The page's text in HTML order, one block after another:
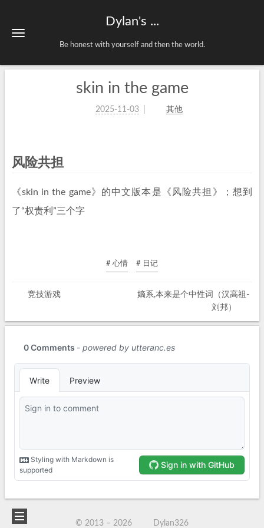
Dylan's ...
Be honest with yourself and then the world.
skin in the game
2025-11-03 其他
风险共担
《skin in the game》的中文版本是《风险共担》；想到
了“权责利”三个字
# 心情 # 日记
竞技游戏
嫡系,本来是个中性词（汉高祖-
刘邦）
© 2013 –2026 Dylan326